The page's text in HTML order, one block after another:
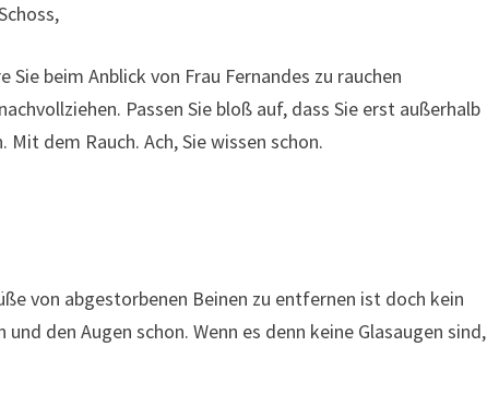
Sie beim Anblick von Frau Fernandes zu rauchen
Passen Sie bloß auf, dass Sie erst außerhalb
dem Rauch. Ach, Sie wissen schon.
von abgestorbenen Beinen zu entfernen ist doch kein
den Augen schon. Wenn es denn keine Glasaugen sind,